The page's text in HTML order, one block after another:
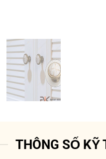
THÔNG SỐ KỸ